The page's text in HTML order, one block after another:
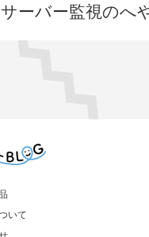
ーバー監視のへ
いて